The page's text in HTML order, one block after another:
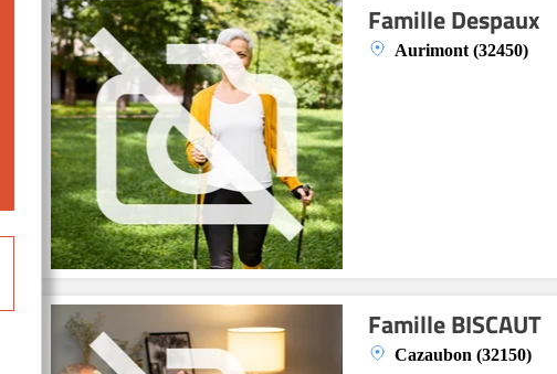
Famille Despaux
Aurimont (32450)
Famille BISCAUT
Cazaubon (32150)